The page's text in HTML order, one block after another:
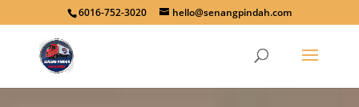
6016-752-3020 hello@senangpindah.com